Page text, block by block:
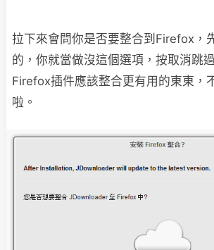
拉下來會問你是否要整合到Firefox，
的，你就當做沒這個選項，按取消跳
Firefox插件應該整合更有用的東東，
啦。